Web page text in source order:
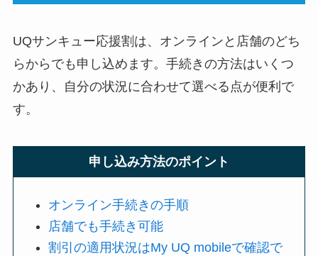
UQサンキュー応援割は、オンラインと店舗のどち
らからでも申し込めます。手続きの方法はいくつ
かあり、自分の状況に合わせて選べる点が便利で
す。
申し込み方法のポイント
オンライン手続きの手順
店舗でも手続き可能
割引の適用状況はMy UQ mobileで確認で